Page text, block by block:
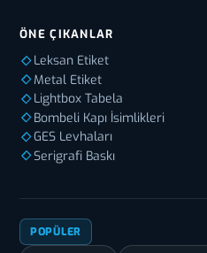
ÖNE ÇIKANLAR
Leksan Etiket
Metal Etiket
Lightbox Tabela
Bombeli Kapı İsimlikleri
GES Levhaları
Serigrafi Baskı
POPÜLER